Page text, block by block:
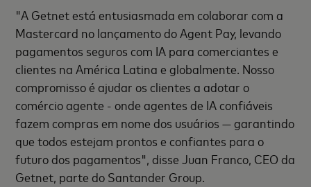
"A Getnet está entusiasmada em colaborar com a
Mastercard no lançamento do Agent Pay, levando
pagamentos seguros com IA para comerciantes e
clientes na América Latina e globalmente. Nosso
compromisso é ajudar os clientes a adotar o
comércio agente - onde agentes de IA confiáveis
fazem compras em nome dos usuários — garantindo
que todos estejam prontos e confiantes para o
futuro dos pagamentos", disse Juan Franco, CEO da
Getnet, parte do Santander Group.